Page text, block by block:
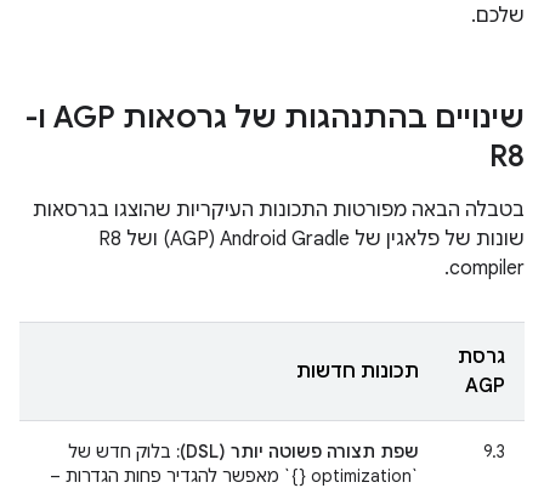
שלכם.
שינויים בהתנהגות של גרסאות AGP ו-
R8
בטבלה הבאה מפורטות התכונות העיקריות שהוצגו בגרסאות
שונות של פלאגין של Android Gradle‏ (AGP) ושל R8
compiler.
גרסת
AGP
תכונות חדשות
‫9.3 שפת תצורה פשוטה יותר (DSL):
בלוק חדש של
`optimization {}` מאפשר להגדיר פחות הגדרות –